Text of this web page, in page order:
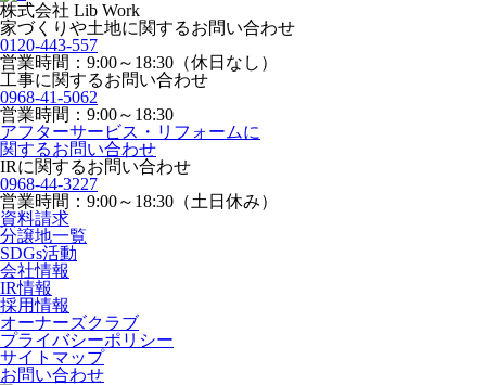
株式会社 Lib Work
家づくりや土地に関するお問い合わせ
0120-443-557
営業時間：9:00～18:30（休日なし）
工事に関するお問い合わせ
0968-41-5062
営業時間：9:00～18:30
アフターサービス・リフォームに
関するお問い合わせ
IRに関するお問い合わせ
0968-44-3227
営業時間：9:00～18:30（土日休み）
資料請求
分譲地一覧
SDGs活動
会社情報
IR情報
採用情報
オーナーズクラブ
プライバシーポリシー
サイトマップ
お問い合わせ